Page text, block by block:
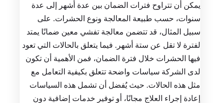
يمكن أن تتراوح فترات الضمان بين عدة أشهر إلى عدة
سنوات، حسب طبيعة المعالجة ونوع الحشرات. على
سبيل المثال، قد تتضمن معالجة تفشي معين ضمانًا يمتد
لفترة لا تقل عن ستة أشهر. فيما يتعلق بالحالات التي تعود
فيها الحشرات خلال فترة الضمان، فمن الأهمية أن تكون
لدى الشركة سياسات واضحة تتعلق بكيفية التعامل مع
مثل هذه الحالات. حيث يُفضل أن تشمل هذه السياسات
إعادة إجراء العلاج مجانًا، أو توفير خدمات إضافية دون